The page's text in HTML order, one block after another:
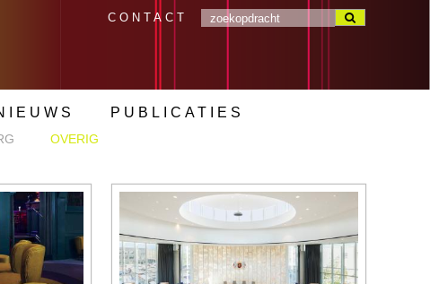
CONTACT
OVERIG
PUBLICATIES